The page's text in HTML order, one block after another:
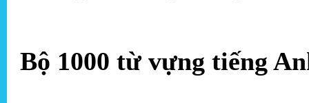
Bộ 1000 từ vựng tiếng